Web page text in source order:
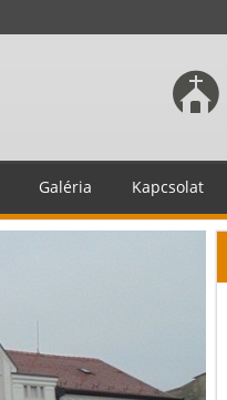
Galéria Kapcsolat